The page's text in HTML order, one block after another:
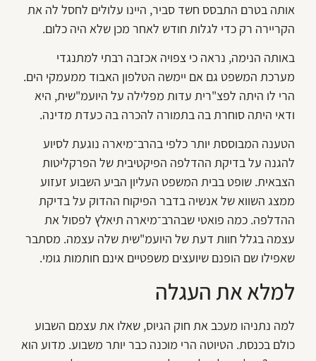
אותה בטרם התבסס חשד סביר, היינו עלולים לחסל לה את
הקריירה רק כדי לגלות חודש לאחר מכן שלא היה כלום.
באותה הנימה, נראה כי צפויה אכזבה רבתי למתנגדי
מערכת המשפט גם אם יימשה הטלפון האבוד ממעמקי הים.
הרי לו היתה לפצ"רית עדות מפלילה על היועמ"שית, היא
ודאי היתה סוחרת בה בתמורה להכרה בה כעדת מדינה.
הטענה המבוססת יותר כלפי בהרב־מיארה נוגעת לסיוע
להגנה על בדיקת ההדלפה הפיקטיבית של הפרקליטות
הצבאית. שופט בבית המשפט העליון הביע השבוע זעזוע
ממצג השווא של אנשיה בדבר הפיקוח ההדוק על בדיקת
ההדלפה. כמה פואטי שבהרב־מיארה תיאלץ לפסול את
עצמה בגלל חוות דעת של היועמ"שית שלה עצמה. מסתבר
שאפילו שם הופנם שיועצים משפטיים אינם חותמות גומי.
למלא את העגלה
למה נתניהו מעכב את חוק הגיוס, שאלו את עצמם השבוע
כולם בכנסת. הטיוטה הרי מוכנה כבר יותר משבוע. מדוע הוא